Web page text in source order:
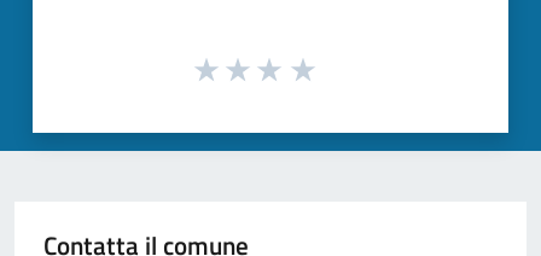
Contatta il comune